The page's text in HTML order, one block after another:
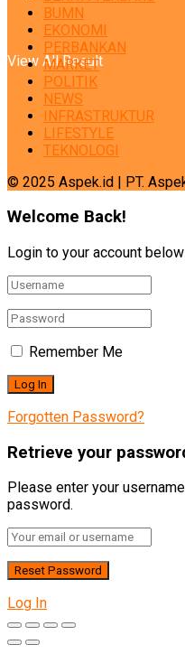
View All Result
BUMN
EKONOMI
PERBANKAN
MARKET
POLITIK
NEWS
INFRASTRUKTUR
LIFESTYLE
TEKNOLOGI
© 2025 Aspek.id | PT.
Welcome Back!
Login to your account below
Remember Me
Forgotten Password?
Retrieve your
Please enter your
password.
Log In